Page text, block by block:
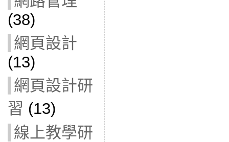
(38)
網頁設計
(13)
網頁設計研
習 (13)
線上教學研